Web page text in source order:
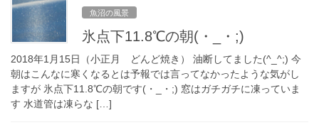
魚沼の風景
氷点下11.8℃の朝(・_・;)
2018年1月15日（小正月 どんど焼き） 油断してました(^_^;) 今
朝はこんなに寒くなるとは予報では言ってなかったような気がし
ますが 氷点下11.8℃の朝です(・_・;) 窓はガチガチに凍っていま
す 水道管は凍らな […]